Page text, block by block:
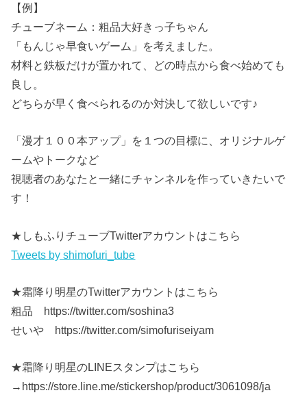
【例】
チューブネーム：粗品大好きっ子ちゃん
「もんじゃ早食いゲーム」を考えました。
材料と鉄板だけが置かれて、どの時点から食べ始めても
良し。
どちらが早く食べられるのか対決して欲しいです♪
「漫才１００本アップ」を１つの目標に、オリジナルゲ
ームやトークなど
視聴者のあなたと一緒にチャンネルを作っていきたいで
す！
★しもふりチューブTwitterアカウントはこちら
Tweets by shimofuri_tube
★霜降り明星のTwitterアカウントはこちら
粗品 https://twitter.com/soshina3
せいや https://twitter.com/simofuriseiyam
★霜降り明星のLINEスタンプはこちら
→https://store.line.me/stickershop/product/3061098/ja